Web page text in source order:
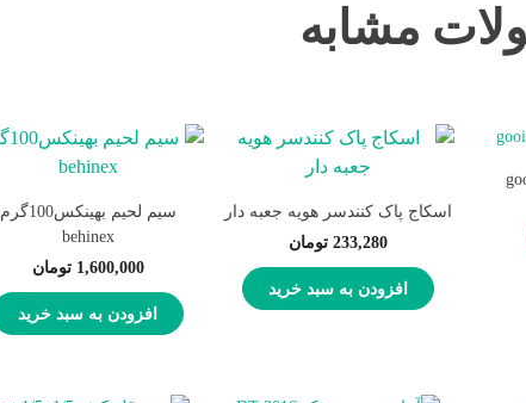
مشابه
اسکاج پاک کنندسر هویه جعبه دار
233,280 تومان
افزودن به سبد خرید
سیم لحیم بهینکس100گرم
behinex
1,600,000 تومان
افزودن به سبد خرید